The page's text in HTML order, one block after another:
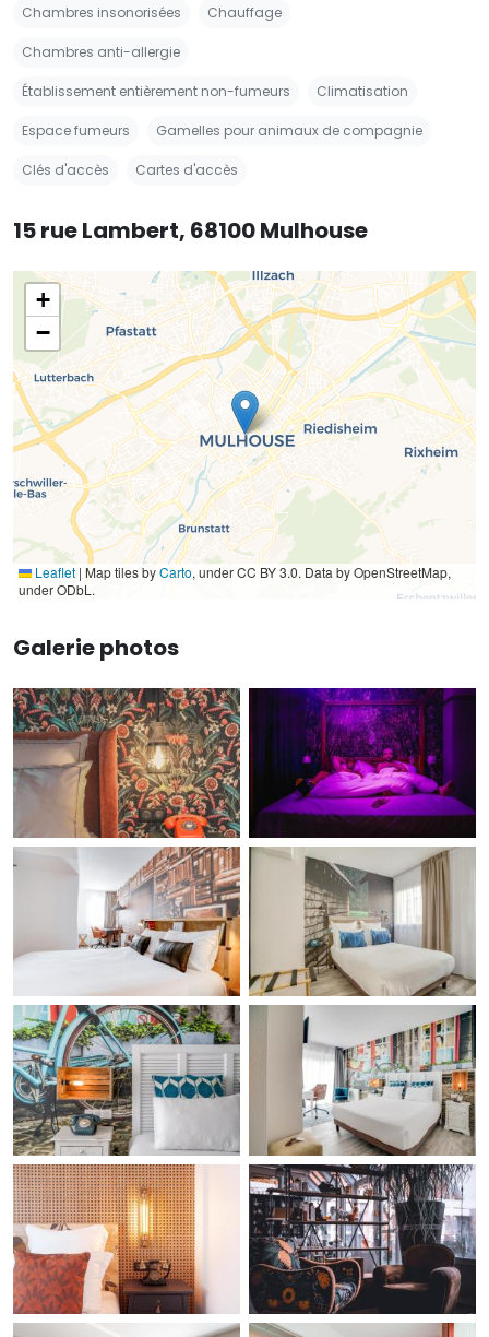
Chambres insonorisées Chauffage
Chambres anti-allergie
Établissement entièrement non-fumeurs Climatisation
Espace fumeurs Gamelles pour animaux de compagnie
Clés d'accès Cartes d'accès
15 rue Lambert, 68100 Mulhouse
+
−
Leaflet | Map tiles byCarto, under CC BY 3.0. Data by OpenStreetMap,
under ODbL.
Galerie photos